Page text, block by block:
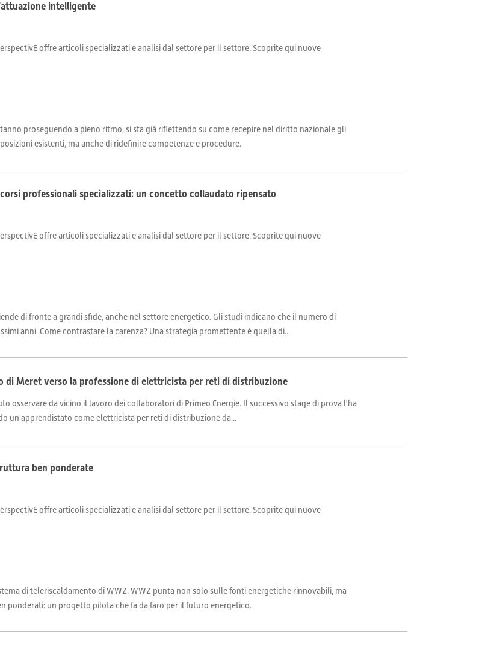
intelligente
offre articoli specializzati e analisi dal settore per il settore. Scoprite qui nuove
proseguendo a pieno ritmo, si sta già riflettendo su come recepire nel diritto nazionale gli
esistenti, ma anche di ridefinire competenze e procedure.
professionali specializzati: un concetto collaudato ripensato
offre articoli specializzati e analisi dal settore per il settore. Scoprite qui nuove
di fronte a grandi sfide, anche nel settore energetico. Gli studi indicano che il numero di
anni. Come contrastare la carenza? Una strategia promettente è quella di...
di Meret verso la professione di elettricista per reti di distribuzione
osservare da vicino il lavoro dei collaboratori di Primeo Energie. Il successivo stage di prova l'ha
un apprendistato come elettricista per reti di distribuzione da...
ben ponderate
offre articoli specializzati e analisi dal settore per il settore. Scoprite qui nuove
di teleriscaldamento di WWZ. WWZ punta non solo sulle fonti energetiche rinnovabili, ma
ponderati: un progetto pilota che fa da faro per il futuro energetico.